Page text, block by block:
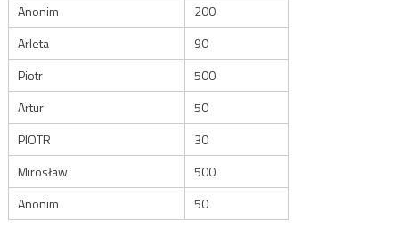
Anonim
200
Arleta
90
Piotr
500
Artur
50
PIOTR
30
Mirosław
500
Anonim
50